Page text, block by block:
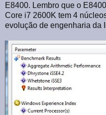
E8400. Lembro que o
Core i7 2600K tem 4
evolução de engenharia da